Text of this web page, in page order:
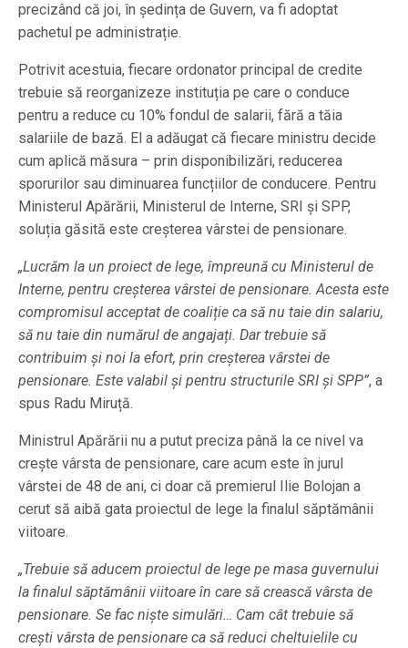
precizând că joi, în ședința de Guvern, va fi adoptat
pachetul pe administrație.
Potrivit acestuia, fiecare ordonator principal de credite
trebuie să reorganizeze instituția pe care o conduce
pentru a reduce cu 10% fondul de salarii, fără a tăia
salariile de bază. El a adăugat că fiecare ministru decide
cum aplică măsura – prin disponibilizări, reducerea
sporurilor sau diminuarea funcțiilor de conducere. Pentru
Ministerul Apărării, Ministerul de Interne, SRI și SPP,
soluția găsită este creșterea vârstei de pensionare.
„Lucrăm la un proiect de lege, împreună cu Ministerul de
Interne, pentru creșterea vârstei de pensionare. Acesta este
compromisul acceptat de coaliție ca să nu taie din salariu,
să nu taie din numărul de angajați. Dar trebuie să
contribuim și noi la efort, prin creșterea vârstei de
pensionare. Este valabil și pentru structurile SRI și SPP”, a
spus Radu Miruță.
Ministrul Apărării nu a putut preciza până la ce nivel va
crește vârsta de pensionare, care acum este în jurul
vârstei de 48 de ani, ci doar că premierul Ilie Bolojan a
cerut să aibă gata proiectul de lege la finalul săptămânii
viitoare.
„Trebuie să aducem proiectul de lege pe masa guvernului
la finalul săptămânii viitoare în care să crească vârsta de
pensionare. Se fac niște simulări… Cam cât trebuie să
crești vârsta de pensionare ca să reduci cheltuielile cu